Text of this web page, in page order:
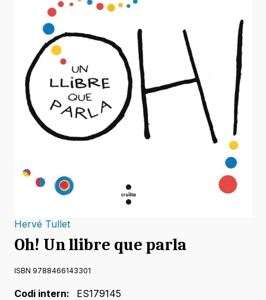
Hervé Tullet
Oh! Un llibre que parla
ISBN 9788466143301
Codi intern:
ES179145